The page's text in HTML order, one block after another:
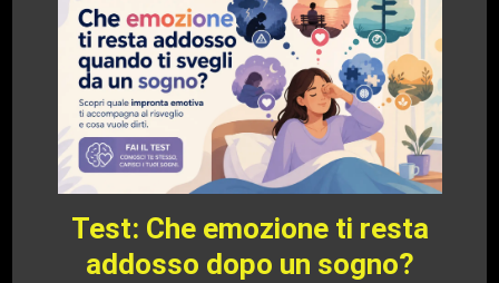
Test: Che emozione ti resta
addosso dopo un sogno?